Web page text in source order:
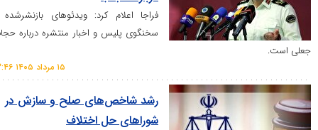
فراجا اعلام کرد: ویدئو‌های بازنشرشده از
سخنگوی پلیس و اخبار منتشره درباره حجاب
رشد شاخص‌های صلح و سازش در
شورا‌های حل اختلاف